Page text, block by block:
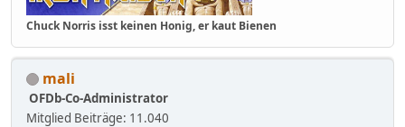
Chuck Norris isst keinen Honig, er kaut Bienen
mali
OFDb-Co-Administrator
Mitglied Beiträge: 11.040